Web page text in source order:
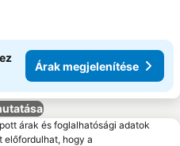
Árak megjelenítése
árak és foglalhatósági adatok
előfordulhat, hogy a